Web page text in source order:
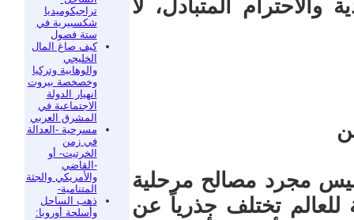
تراجيكوميديا
شكسبيرية في
ستة فصول
كيف صاغ المال
الخليجي
والوهابية وتركيا
وخصخصة بيروت
انهيار الدولة
الاجتماعية في
المشرق العربي
مسرحية -العدالة
في زمن
الخرتيت- أو
-القاضي
والأمريكي والجثة
المتنامية-
ذهب الساحل
وأسلحة أوروبا:
المتبادل، لا
مجرد مصالح مرحلية
للعالم تختلف جذرياً عن